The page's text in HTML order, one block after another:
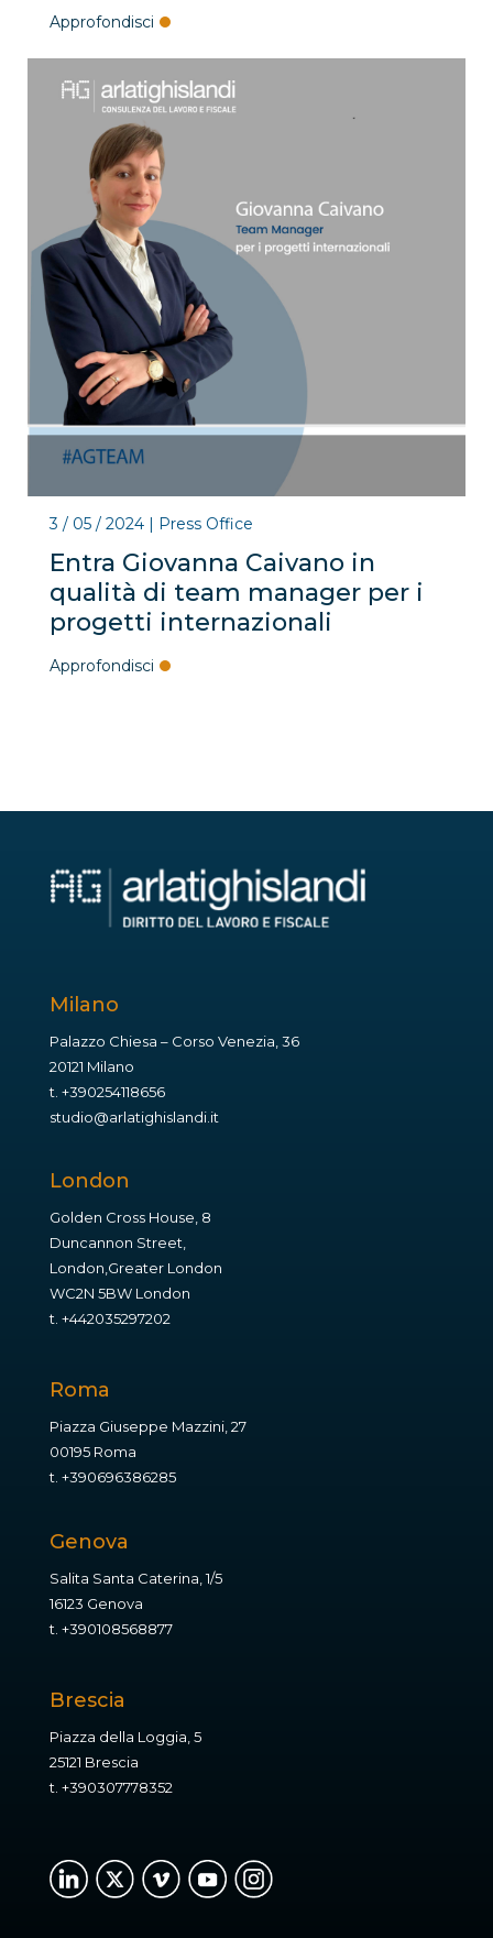
Approfondisci
Entra Giovanna Caivano in
qualità di team manager per i
progetti internazionali
3 / 05 / 2024| Press Office
Approfondisci
Milano
Palazzo Chiesa – Corso Venezia, 36
20121 Milano
t. +390254118656
studio@arlatighislandi.it
London
Golden Cross House, 8
Duncannon Street,
London,Greater London
WC2N 5BW London
t. +442035297202
Roma
Piazza Giuseppe Mazzini, 27
00195 Roma
t. +390696386285
Genova
Salita Santa Caterina, 1/5
16123 Genova
t. +390108568877
Brescia
Piazza della Loggia, 5
25121 Brescia
t. +390307778352